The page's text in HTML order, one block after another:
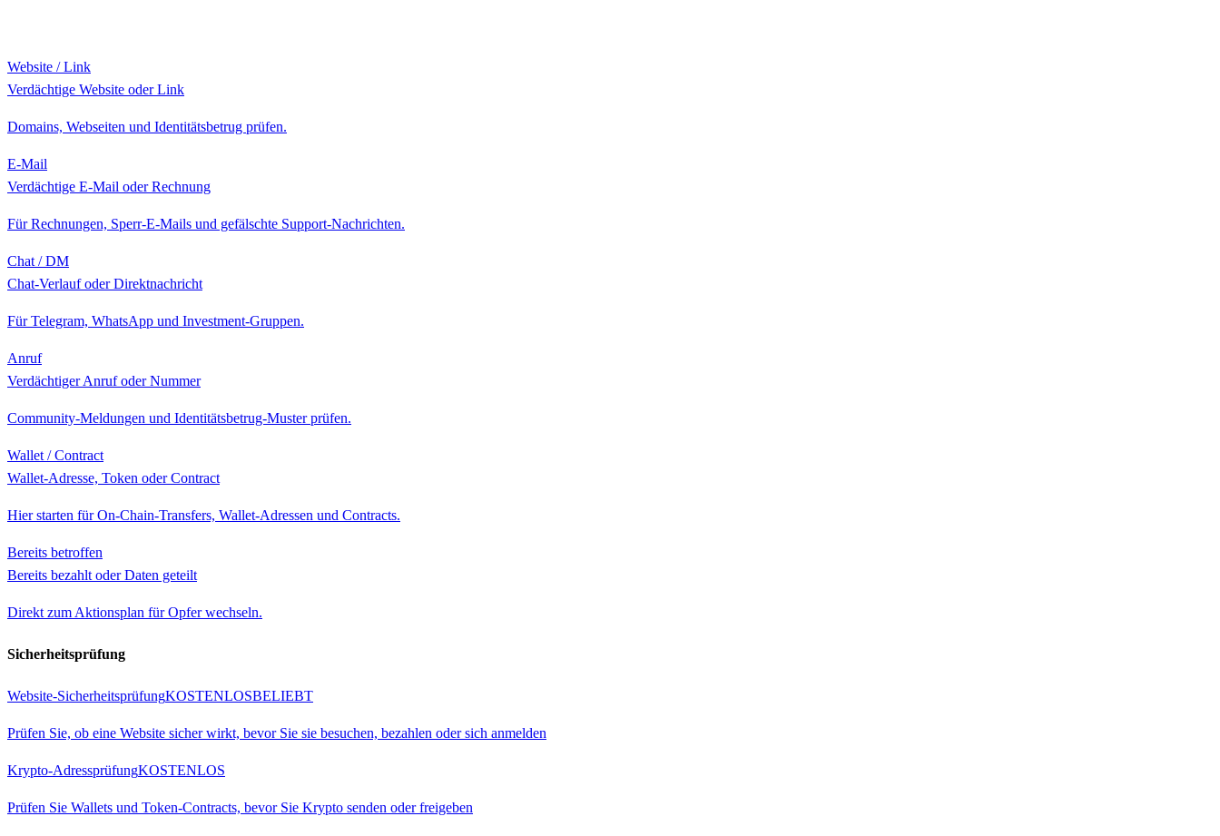
Website / Link
Verdächtige Website oder Link
Domains, Webseiten und Identitätsbetrug prüfen.
E-Mail
Verdächtige E-Mail oder Rechnung
Für Rechnungen, Sperr-E-Mails und gefälschte Support-Nachrichten.
Chat / DM
Chat-Verlauf oder Direktnachricht
Für Telegram, WhatsApp und Investment-Gruppen.
Anruf
Verdächtiger Anruf oder Nummer
Community-Meldungen und Identitätsbetrug-Muster prüfen.
Wallet / Contract
Wallet-Adresse, Token oder Contract
Hier starten für On-Chain-Transfers, Wallet-Adressen und Contracts.
Bereits betroffen
Bereits bezahlt oder Daten geteilt
Direkt zum Aktionsplan für Opfer wechseln.
Sicherheitsprüfung
Website-SicherheitsprüfungKOSTENLOSBELIEBT
Prüfen Sie, ob eine Website sicher wirkt, bevor Sie sie besuchen, bezahlen oder sich anmelden
Krypto-AdressprüfungKOSTENLOS
Prüfen Sie Wallets und Token-Contracts, bevor Sie Krypto senden oder freigeben